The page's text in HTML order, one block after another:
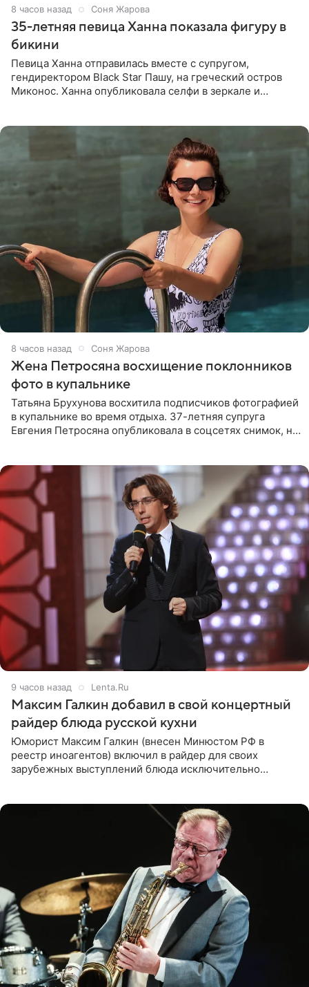
8 часов назад Соня Жарова
35-летняя певица Ханна показала фигуру в
бикини
Певица Ханна отправилась вместе с супругом,
гендиректором Black Star Пашу, на греческий остров
Миконос. Ханна опубликовала селфи в зеркале и
8 часов назад Соня Жарова
Жена Петросяна восхищение поклонников
фото в купальнике
Татьяна Брухунова восхитила подписчиков фотографией
в купальнике во время отдыха. 37-летняя супруга
Евгения Петросяна опубликовала в соцсетях снимок, на
9 часов назад Lenta.Ru
Максим Галкин добавил в свой концертный
райдер блюда русской кухни
Юморист Максим Галкин (внесен Минюстом РФ в
реестр иноагентов) включил в райдер для своих
зарубежных выступлений блюда исключительно